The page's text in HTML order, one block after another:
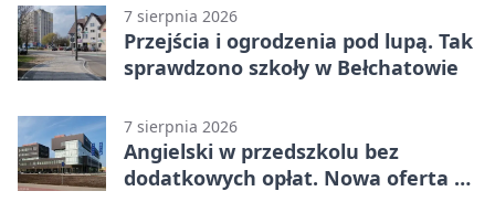
7 sierpnia 2026
Przejścia i ogrodzenia pod lupą. Tak
sprawdzono szkoły w Bełchatowie
7 sierpnia 2026
Angielski w przedszkolu bez
dodatkowych opłat. Nowa oferta w